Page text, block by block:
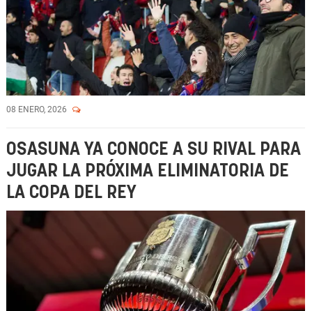
08 ENERO, 2026
OSASUNA YA CONOCE A SU RIVAL PARA
JUGAR LA PRÓXIMA ELIMINATORIA DE
LA COPA DEL REY